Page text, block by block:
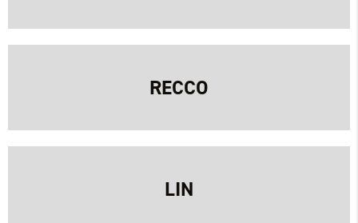
RECCO
LIN